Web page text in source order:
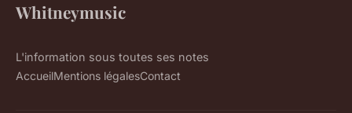
Whitneymusic
L'information sous toutes ses notes
AccueilMentions légalesContact